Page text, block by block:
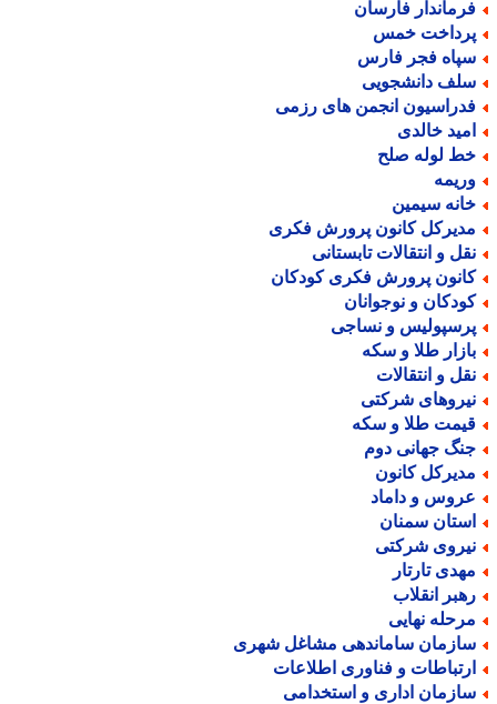
فارسان
خمس
فجر فارس
دانشجویی
انجمن های رزمی
خالدی
لوله صلح
سیمین
کانون پرورش فکری
و انتقالات تابستانی
پرورش فکری کودکان
و نوجوانان
و نساجی
طلا و سکه
و انتقالات
شرکتی
طلا و سکه
جهانی دوم
کانون
و داماد
سمنان
شرکتی
تارتار
انقلاب
نهایی
ساماندهی مشاغل شهری
و فناوری اطلاعات
اداری و استخدامی